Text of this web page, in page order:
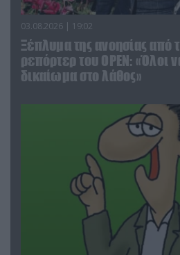
03.08.2026 | 19:02
Ξέπλυμα της ανοησίας από
ρεπόρτερ του ΟΡΕΝ: «Όλοι
δικαίωμα στο λάθος»